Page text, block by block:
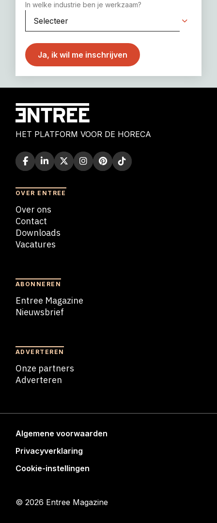
In welke industrie ben je werkzaam?
HET PLATFORM VOOR DE HORECA
OVER ENTREE
Over ons
Contact
Downloads
Vacatures
ABONNEREN
Entree Magazine
Nieuwsbrief
ADVERTEREN
Onze partners
Adverteren
Algemene voorwaarden
Privacyverklaring
Cookie-instellingen
© 2026 Entree Magazine